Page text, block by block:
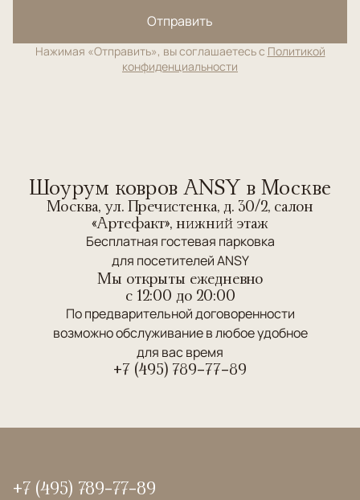
Отправить
Нажимая «Отправить», вы соглашаетесь с Политикой
конфиденциальности
Шоурум ковров ANSY в Москве
Москва, ул. Пречистенка, д. 30/2, салон
«Артефакт», нижний этаж
Бесплатная гостевая парковка
для посетителей ANSY
Мы открыты ежедневно
c 12:00 до 20:00
По предварительной договоренности
возможно обслуживание в любое удобное
для вас время
+7 (495) 789-77-89
+7 (495) 789-77-89